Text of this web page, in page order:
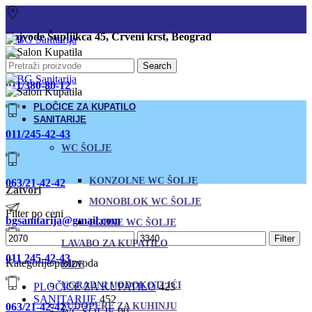
Vojvode Šupljikca 45, Crveni krst, Beograd
011/380-80-12
011/245-42-43
063/21-42-42
bgsanitarija@gmail.com
011 245-42-43
063/21-42-42
Search
PLOČICE ZA KUPATILO
SANITARIJE
WC ŠOLJE
KONZOLNE WC ŠOLJE
MONOBLOK WC ŠOLJE
PODNE WC ŠOLJE
LAVABO ZA KUPATILO
BIDE
UGRADNI VODOKOTLIĆI
SUDOPERE ZA KUHINJU
Zatvori
Filter po ceni
Minimalna
cena
Maksimalna
cena
Filter
Kategorije proizvoda
PLOČICE ZA KUPATILO 423
SANITARIJE 452